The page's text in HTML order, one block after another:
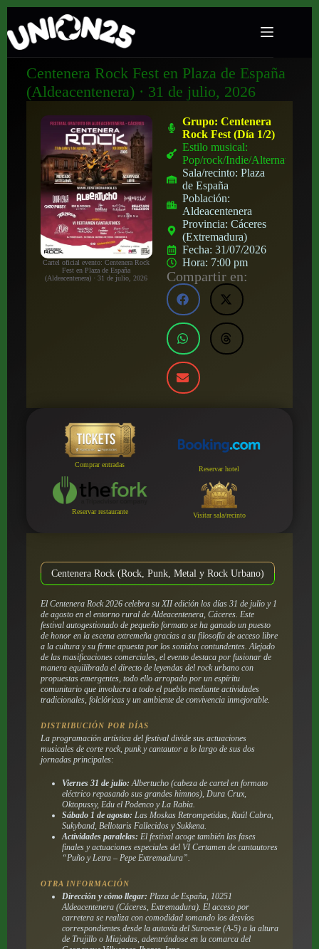
Centenera Rock Fest en Plaza de España
(Aldeacentenera) · 31 de julio, 2026
Cartel oficial evento: Centenera Rock
Fest en Plaza de España
(Aldeacentenera) · 31 de julio, 2026
Grupo:Centenera
Rock Fest (Día 1/2)
Estilo musical:
Pop/rock/Indie/Alternativo
Sala/recinto:Plaza
de España
Población:
Aldeacentenera
Provincia:Cáceres
(Extremadura)
Fecha:31/07/2026
Hora: 7:00 pm
Compartir en:
Comprar entradas
Reservar hotel
Reservar restaurante Visitar sala/recinto
Centenera Rock (Rock, Punk, Metal y Rock Urbano)
El Centenera Rock 2026 celebra su XII edición los días 31 de julio y 1
de agosto en el entorno rural de Aldeacentenera, Cáceres. Este
festival autogestionado de pequeño formato se ha ganado un puesto
de honor en la escena extremeña gracias a su filosofía de acceso libre
a la cultura y su firme apuesta por los sonidos contundentes. Alejado
de las masificaciones comerciales, el evento destaca por fusionar de
manera equilibrada el directo de leyendas del rock urbano con
propuestas emergentes, todo ello arropado por un espíritu
comunitario que involucra a todo el pueblo mediante actividades
tradicionales, folclóricas y un ambiente de convivencia inmejorable.
DISTRIBUCIÓN POR DÍAS
La programación artística del festival divide sus actuaciones
musicales de corte rock, punk y cantautor a lo largo de sus dos
jornadas principales:
Viernes 31 de julio: Albertucho (cabeza de cartel en formato
eléctrico repasando sus grandes himnos), Dura Crux,
Oktopussy, Edu el Podenco y La Rabia.
Sábado 1 de agosto: Las Moskas Retrompetidas, Raúl Cabra,
Sukyband, Bellotaris Fallecidos y Sukkena.
Actividades paralelas: El festival acoge también las fases
finales y actuaciones especiales del VI Certamen de cantautores
“Puño y Letra – Pepe Extremadura”.
OTRA INFORMACIÓN
Dirección y cómo llegar: Plaza de España, 10251
Aldeacentenera (Cáceres, Extremadura). El acceso por
carretera se realiza con comodidad tomando los desvíos
correspondientes desde la autovía del Suroeste (A-5) a la altura
de Trujillo o Miajadas, adentrándose en la comarca del